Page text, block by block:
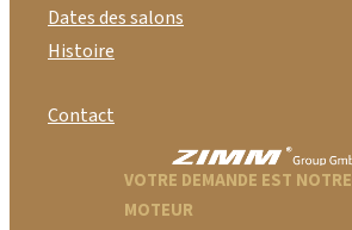
Dates des salons
Histoire
Contact
VOTRE DEMANDE EST NOTRE
MOTEUR